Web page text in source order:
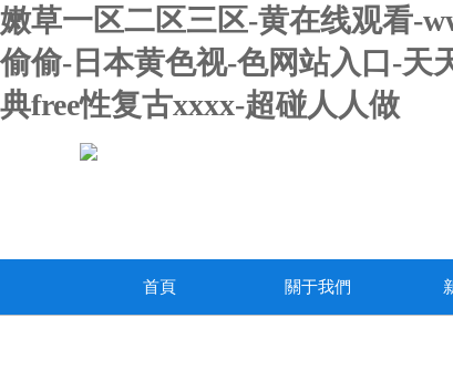
嫩草一区二区三区-黄在线观看-
偷偷-日本黄色视-色网站入口-天
典free性复古xxxx-超碰人人做
首頁 關于我們